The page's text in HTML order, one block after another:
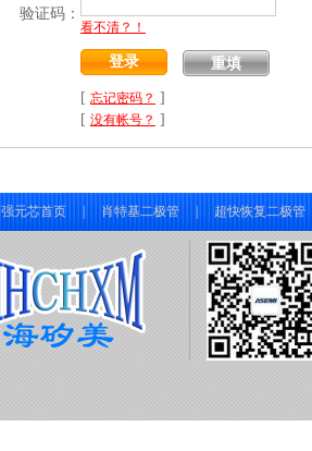
验证码：
看不清？！
[ 忘记密码？ ]
[ 没有帐号？ ]
强元芯首页 肖特基二极管 超快恢复二极管